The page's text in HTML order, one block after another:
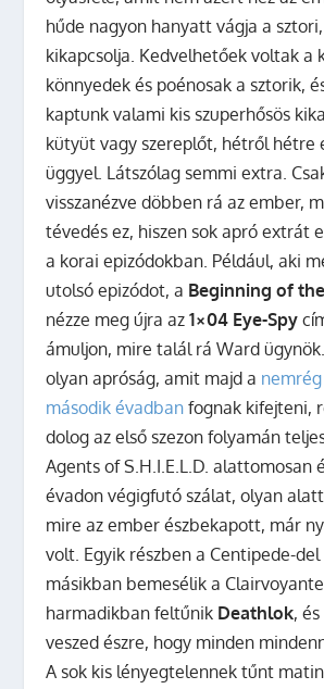
hűde nagyon hanyatt vágja a
kikapcsolja. Kedvelhetőek voltak a
könnyedek és poénosak a sztorik,
kaptunk valami kis szuperhősös
kütyüt vagy szereplőt, hétről hétre
üggyel. Látszólag semmi extra.
visszanézve döbben rá az ember,
tévedés ez, hiszen sok apró extrát
a korai epizódokban. Például, aki
utolsó epizódot, a Beginning of
nézze meg újra az1×04 Eye-Spy
ámuljon, mire talál rá Ward
olyan apróság, amit majd a
második évadban fognak kifejteni,
dolog az első szezon folyamán
Agents of S.H.I.E.L.D. alattomosan
évadon végigfutó szálat, olyan
mire az ember észbekapott, már
volt. Egyik részben a Centipede-
másikban bemesélik a
harmadikban feltűnik Deathlok,
veszed észre, hogy minden
A sok kis lényegtelennek tűnt